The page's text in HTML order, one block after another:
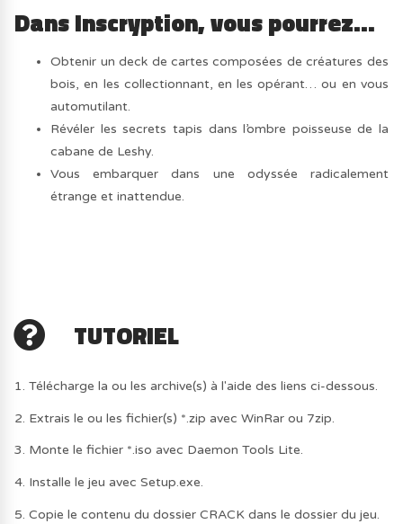
Dans Inscryption, vous pourrez…
Obtenir un deck de cartes composées de créatures des
bois, en les collectionnant, en les opérant… ou en vous
automutilant.
Révéler les secrets tapis dans l’ombre poisseuse de la
cabane de Leshy.
Vous embarquer dans une odyssée radicalement
étrange et inattendue.
TUTORIEL
1. Télécharge la ou les archive(s) à l'aide des liens ci-dessous.
2. Extrais le ou les fichier(s) *.zip avec WinRar ou 7zip.
3. Monte le fichier *.iso avec Daemon Tools Lite.
4. Installe le jeu avec Setup.exe.
5. Copie le contenu du dossier CRACK dans le dossier du jeu.